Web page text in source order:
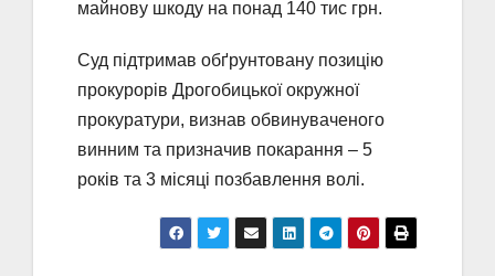
майнову шкоду на понад 140 тис грн.
Суд підтримав обґрунтовану позицію
прокурорів Дрогобицької окружної
прокуратури, визнав обвинуваченого
винним та призначив покарання – 5
років та 3 місяці позбавлення волі.